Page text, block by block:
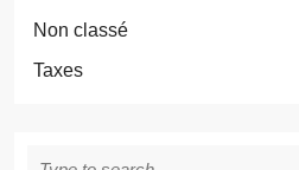
Non classé
Taxes